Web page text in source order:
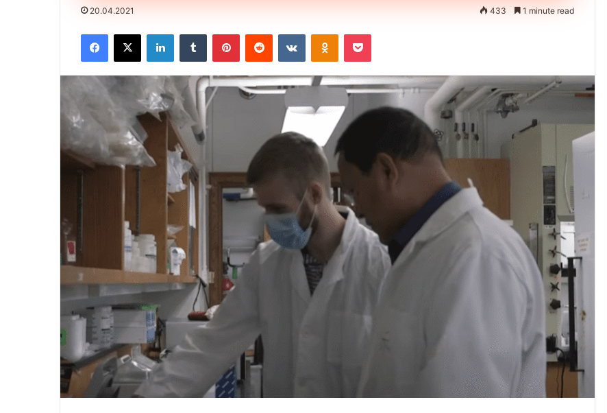
20.04.2021 433 1 minute read